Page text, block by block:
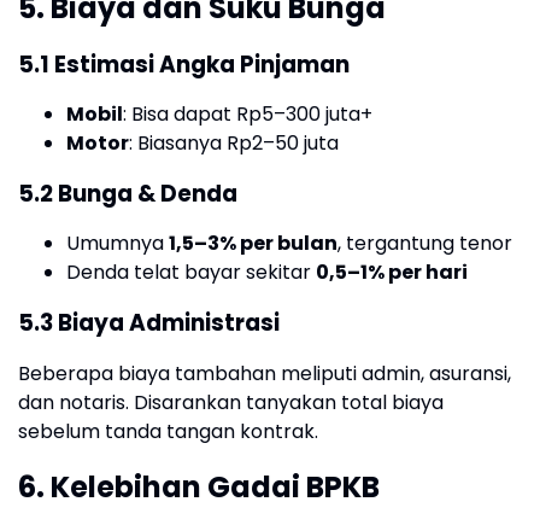
5.1 Estimasi Angka Pinjaman
Mobil: Bisa dapat Rp5–300 juta+
Motor: Biasanya Rp2–50 juta
5.2 Bunga & Denda
Umumnya1,5–3% per bulan, tergantung tenor
Denda telat bayar sekitar 0,5–1% per hari
5.3 Biaya Administrasi
Beberapa biaya tambahan meliputi admin, asuransi,
dan notaris. Disarankan tanyakan total biaya
sebelum tanda tangan kontrak.
6. Kelebihan Gadai BPKB